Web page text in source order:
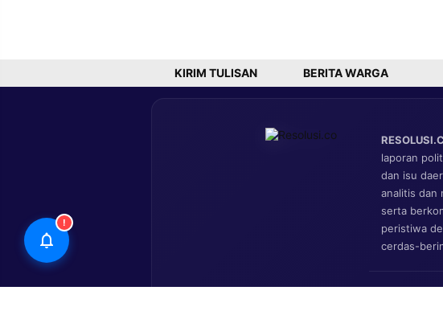
KIRIM TULISAN BERITA WARGA
laporan
dan isu
analitis dan
serta
peristiwa
cerdas-
!